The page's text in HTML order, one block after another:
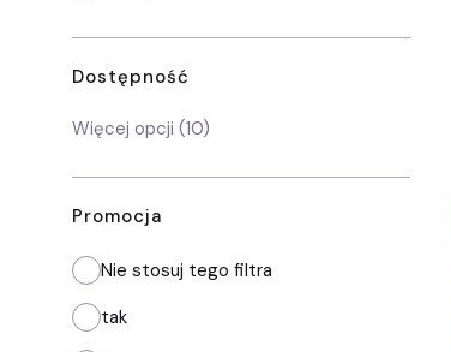
Dostępność
Dostępność
Więcej opcji (10)
Promocja
Nie stosuj tego filtra
tak